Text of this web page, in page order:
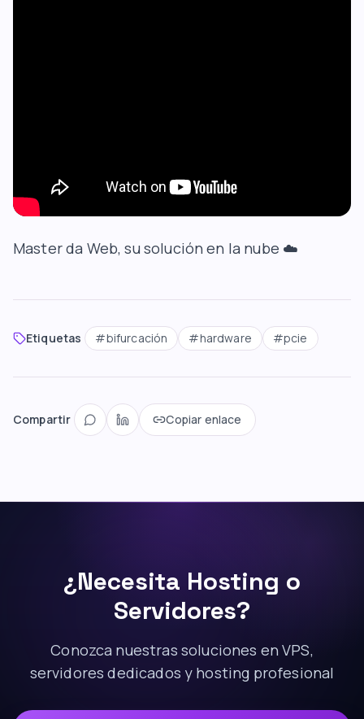
Master da Web, su solución en la nube ☁️
Etiquetas #bifurcación #hardware #pcie
Compartir Copiar enlace
¿Necesita Hosting o
Servidores?
Conozca nuestras soluciones en VPS,
servidores dedicados y hosting profesional